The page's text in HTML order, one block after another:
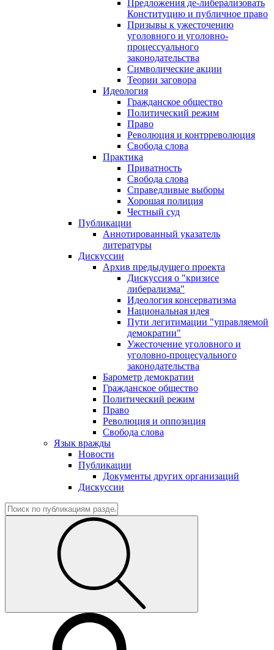
Предложения де-либерализовать
Конституцию и публичное право
Призывы к ужесточению
уголовного и уголовно-
процессуального
законодательства
Символические акции
Теории заговора
Идеология
Гражданское общество
Политический режим
Право
Революция и контрреволюция
Свобода слова
Практика
Приватность
Свобода слова
Справедливые выборы
Хорошая полиция
Честный суд
Публикации
Аннотированный указатель
литературы
Дискуссии
Архив предыдущего проекта
Дискуссия о "кризисе
либерализма"
Идеология консерватизма
Национальная идея
Пути легитимации "управляемой
демократии"
Ужесточение уголовного и
уголовно-процесуального
законодательства
Барометр демократии
Гражданское общество
Политический режим
Право
Революция и оппозиция
Свобода слова
Язык вражды
Новости
Публикации
Документы других организаций
Дискуссии